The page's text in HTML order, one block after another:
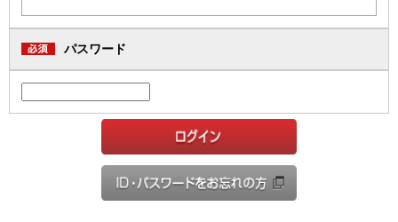
パスワード